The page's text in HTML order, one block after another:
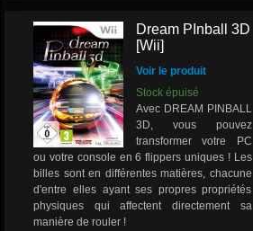
Dream PInball 3D
[Wii]
Voir le produit
Stock épuisé
Avec DREAM PINBALL
3D, vous pouvez
transformer votre PC
ou votre console en 6 flippers uniques ! Les
billes sont en différentes matières, chacune
d'entre elles ayant ses propres propriétés
physiques qui affectent directement sa
manière de rouler !